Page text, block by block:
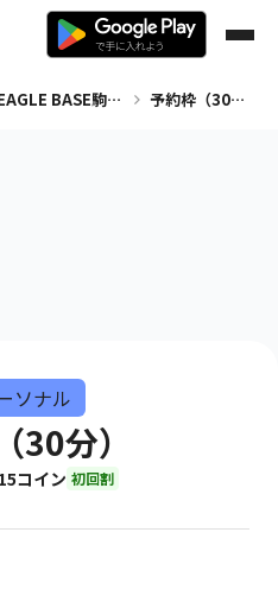
EAGLE BASE駒込店 予約枠（30分）
ソナル
30分）
コイン 初回割